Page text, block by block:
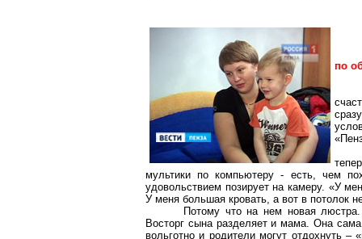
по
мультики по компьютеру - есть, чем
удовольствием позирует на камеру. «У
У меня большая кровать, а вот в потолок
Потому что на нем новая
Восторг сына разделяет и мама. Она
вольготно и родители могут отдохнуть